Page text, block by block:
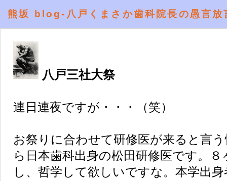
熊坂 blog-八戸くまさか歯科院長の愚言
八戸三社大祭
連日連夜ですが・・・（笑）
お祭りに合わせて研修医が来ると言
ら日本歯科出身の松田研修医です。
し、哲学して欲しいですな。本学出